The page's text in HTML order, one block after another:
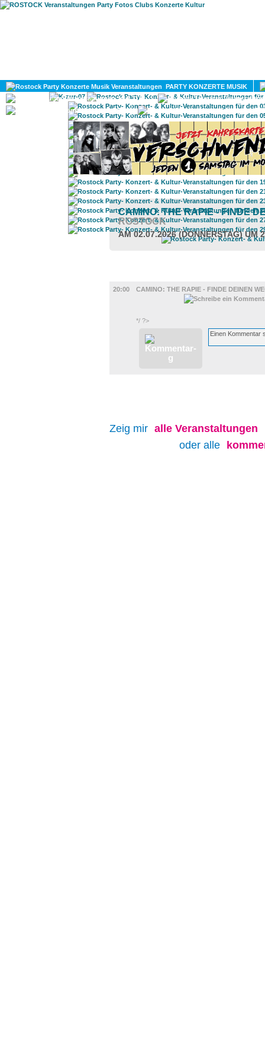
PARTY KONZERTE MUSIK
KULTUR
GAY
CAMINO: THE RAPIE - FINDE
ROSTOCK
AM 02.07.2026 (DONNERSTAG) UM
20:00
CAMINO: THE RAPIE - FINDE DEINEN
*/ ?>
Zeig mir alle Veranstaltungen
oder alle